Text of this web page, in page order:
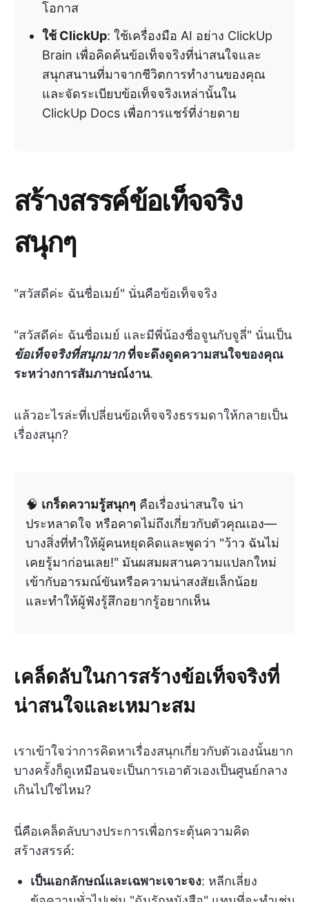
โอกาส
ใช้ ClickUp: ใช้เครื่องมือ AI อย่าง ClickUp
Brain เพื่อคิดค้นข้อเท็จจริงที่น่าสนใจและ
สนุกสนานที่มาจากชีวิตการทำงานของคุณ
และจัดระเบียบข้อเท็จจริงเหล่านั้นใน
ClickUp Docs เพื่อการแชร์ที่ง่ายดาย
สร้างสรรค์ข้อเท็จจริง
สนุกๆ
"สวัสดีค่ะ ฉันชื่อเมย์" นั่นคือข้อเท็จจริง
"สวัสดีค่ะ ฉันชื่อเมย์ และมีพี่น้องชื่อจูนกับจูลี่" นั่นเป็น
ข้อเท็จจริงที่สนุกมากที่จะดึงดูดความสนใจของคุณ
ระหว่างการสัมภาษณ์งาน.
แล้วอะไรล่ะที่เปลี่ยนข้อเท็จจริงธรรมดาให้กลายเป็น
เรื่องสนุก?
🧠 เกร็ดความรู้สนุกๆ คือเรื่องน่าสนใจ น่า
ประหลาดใจ หรือคาดไม่ถึงเกี่ยวกับตัวคุณเอง—
บางสิ่งที่ทำให้ผู้คนหยุดคิดและพูดว่า "ว้าว ฉันไม่
เคยรู้มาก่อนเลย!" มันผสมผสานความแปลกใหม่
เข้ากับอารมณ์ขันหรือความน่าสงสัยเล็กน้อย
และทำให้ผู้ฟังรู้สึกอยากรู้อยากเห็น
เคล็ดลับในการสร้างข้อเท็จจริงที่
น่าสนใจและเหมาะสม
เราเข้าใจว่าการคิดหาเรื่องสนุกเกี่ยวกับตัวเองนั้นยาก
บางครั้งก็ดูเหมือนจะเป็นการเอาตัวเองเป็นศูนย์กลาง
เกินไปใช่ไหม?
นี่คือเคล็ดลับบางประการเพื่อกระตุ้นความคิด
สร้างสรรค์:
เป็นเอกลักษณ์และเฉพาะเจาะจง: หลีกเลี่ยง